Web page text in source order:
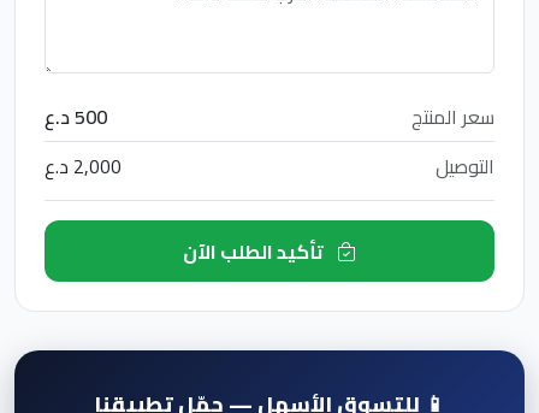
سعر المنتج
500 د.ع
التوصيل
2,000 د.ع
📱 للتسوق الأسهل — حمّل تطبيقنا